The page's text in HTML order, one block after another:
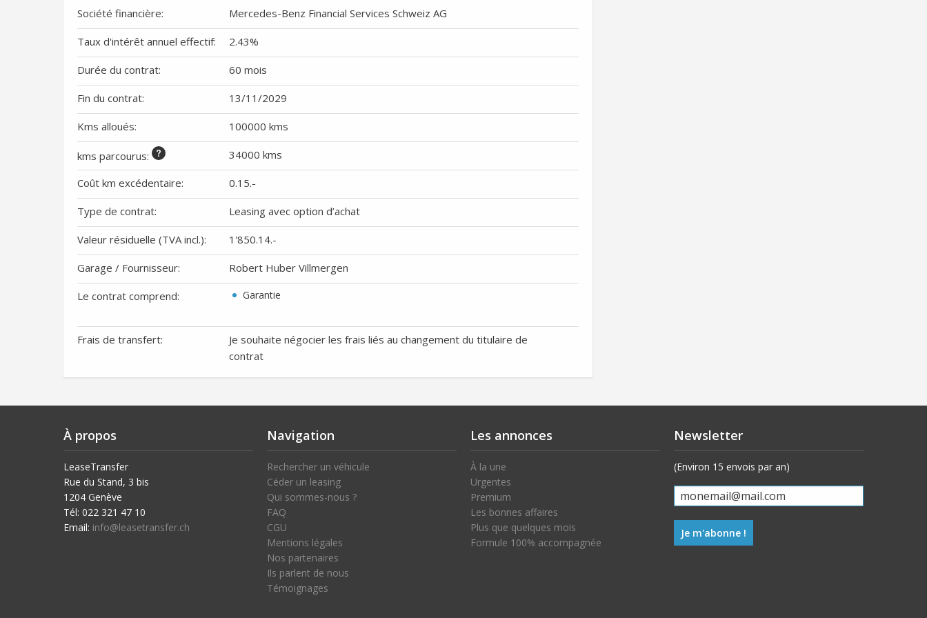
Société financière: Mercedes-Benz Financial Services Schweiz AG
Taux d'intérêt annuel effectif: 2.43%
Durée du contrat: 60 mois
Fin du contrat: 13/11/2029
Kms alloués: 100000 kms
kms parcourus: 34000 kms
Coût km excédentaire: 0.15.-
Type de contrat: Leasing avec option d’achat
Valeur résiduelle (TVA incl.): 1'850.14.-
Garage / Fournisseur: Robert Huber Villmergen
Le contrat comprend: Garantie
Frais de transfert:
Je souhaite négocier les frais liés au changement du titulaire de
contrat
À propos
LeaseTransfer
Rue du Stand, 3 bis
1204 Genève
Tél: 022 321 47 10
Email: info@leasetransfer.ch
Navigation
Rechercher un véhicule
Céder un leasing
Qui sommes-nous ?
FAQ
CGU
Mentions légales
Nos partenaires
Ils parlent de nous
Témoignages
Les annonces
À la une
Urgentes
Premium
Les bonnes affaires
Plus que quelques mois
Formule 100% accompagnée
Newsletter
(Environ 15 envois par an)